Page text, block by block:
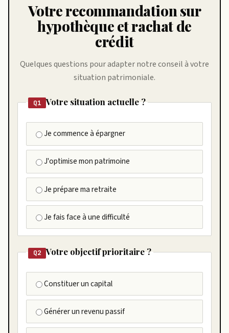
Votre recommandation sur
hypothèque et rachat de
crédit
Quelques questions pour adapter notre conseil à votre
situation patrimoniale.
Q1 Votre situation actuelle ?
Je commence à épargner
J'optimise mon patrimoine
Je prépare ma retraite
Je fais face à une difficulté
Q2 Votre objectif prioritaire ?
Constituer un capital
Générer un revenu passif